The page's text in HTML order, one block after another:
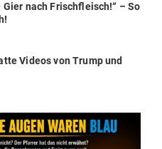
nach Frisch­fleisch!“ – So
Videos von Trump und